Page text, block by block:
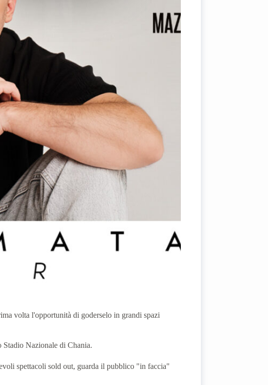
volta l'opportunità di goderselo in grandi spazi
Nazionale di Chania.
spettacoli sold out, guarda il pubblico "in faccia"